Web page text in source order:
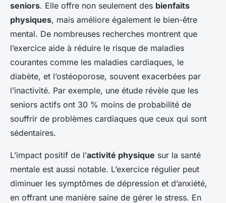
Marceau 8 novembre 2024 6 min de lecture
seniors. Elle offre non seulement des bienfaits
physiques, mais améliore également le bien-être
mental. De nombreuses recherches montrent que
l’exercice aide à réduire le risque de maladies
courantes comme les maladies cardiaques, le
diabète, et l’ostéoporose, souvent exacerbées par
l’inactivité. Par exemple, une étude révèle que les
seniors actifs ont 30 % moins de probabilité de
souffrir de problèmes cardiaques que ceux qui sont
sédentaires.
L’impact positif de l’activité physique sur la santé
mentale est aussi notable. L’exercice régulier peut
diminuer les symptômes de dépression et d’anxiété,
en offrant une manière saine de gérer le stress. En